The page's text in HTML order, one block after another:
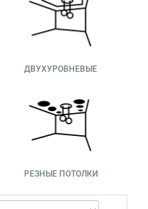
ДВУХУРОВНЕВЫЕ
РЕЗНЫЕ ПОТОЛКИ